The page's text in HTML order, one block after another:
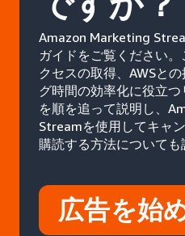
Amazon Marketing
ガイドをご覧ください
クセスの取得、AWSと
グ時間の効率化に役立
を順を追って説明し、
Streamを使用してキャ
購読する方法についても
広告を始